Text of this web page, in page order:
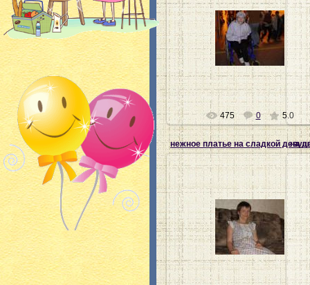
28.07.2012
Ната-хозяйка
475 0 5.0
нежное платье на сладкой
28.07.2012
Ната-хозяйка
на